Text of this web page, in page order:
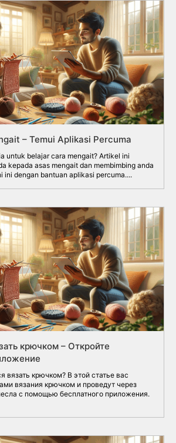
– Temui Aplikasi Percuma
untuk belajar cara mengait? Artikel ini
kepada asas mengait dan membimbing anda
ini dengan bantuan aplikasi percuma....
крючком – Откройте
вязать крючком? В этой статье вас
вязания крючком и проведут через
с помощью бесплатного приложения.